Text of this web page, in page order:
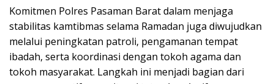
Komitmen Polres Pasaman Barat dalam menjaga
stabilitas kamtibmas selama Ramadan juga diwujudkan
melalui peningkatan patroli, pengamanan tempat
ibadah, serta koordinasi dengan tokoh agama dan
tokoh masyarakat. Langkah ini menjadi bagian dari